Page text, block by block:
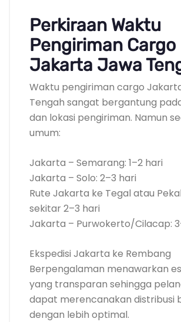
Perkiraan Waktu
Pengiriman Cargo
Jakarta Jawa
Waktu pengiriman cargo
Tengah sangat bergantung
dan lokasi pengiriman. Namun
umum:
Jakarta – Semarang: 1–2 hari
Jakarta – Solo: 2–3 hari
Rute Jakarta ke Tegal atau
sekitar 2–3 hari
Jakarta – Purwokerto/Cilacap:
Ekspedisi Jakarta ke Rembang
Berpengalaman menawarkan
yang transparan sehingga
dapat merencanakan distribusi
dengan lebih optimal.